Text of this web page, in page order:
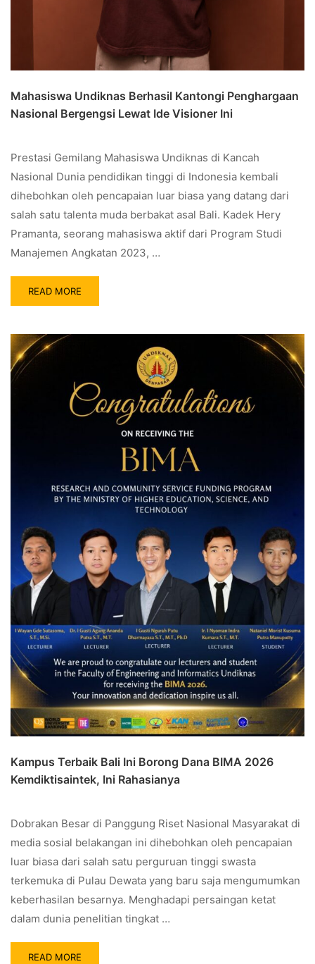
Mahasiswa Undiknas Berhasil Kantongi Penghargaan
Nasional Bergengsi Lewat Ide Visioner Ini
Prestasi Gemilang Mahasiswa Undiknas di Kancah
Nasional Dunia pendidikan tinggi di Indonesia kembali
dihebohkan oleh pencapaian luar biasa yang datang dari
salah satu talenta muda berbakat asal Bali. Kadek Hery
Pramanta, seorang mahasiswa aktif dari Program Studi
Manajemen Angkatan 2023, …
READ MORE
Kampus Terbaik Bali Ini Borong Dana BIMA 2026
Kemdiktisaintek, Ini Rahasianya
Dobrakan Besar di Panggung Riset Nasional Masyarakat di
media sosial belakangan ini dihebohkan oleh pencapaian
luar biasa dari salah satu perguruan tinggi swasta
terkemuka di Pulau Dewata yang baru saja mengumumkan
keberhasilan besarnya. Menghadapi persaingan ketat
dalam dunia penelitian tingkat …
READ MORE